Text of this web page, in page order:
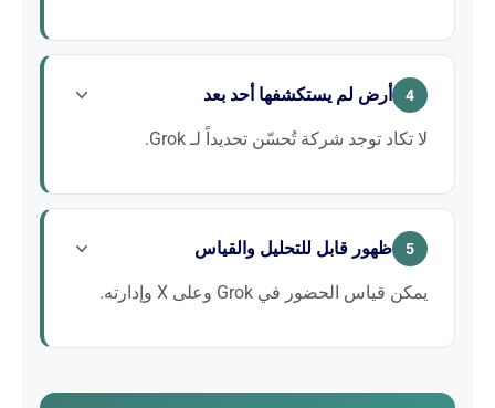
يستلزم الظهور في إجاباته محتوىً منظماً وحضوراً متسقاً
أرض لم يستكشفها أحد بعد
لا تكاد توجد شركة تُحسّن تحديداً لـ Grok.
إنها فرصة الرائد: العمل على ظهورك في Grok اليوم
ظهور قابل للتحليل والقياس
يمكن قياس الحضور في Grok وعلى X وإدارته.
نضع في مكانه نظام متابعة يُقيّم ظهورك في Grok ويوجّه